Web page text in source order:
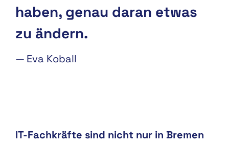
haben, genau daran etwas
zu ändern.
— Eva Koball
IT-Fachkräfte sind nicht nur in Bremen